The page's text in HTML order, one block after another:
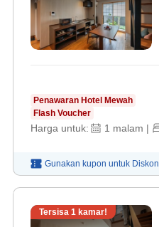
Penawaran Hotel Mewah
Flash Voucher
Harga untuk: 1 malam |
Gunakan kupon untuk Diskon
Tersisa 1 kamar!